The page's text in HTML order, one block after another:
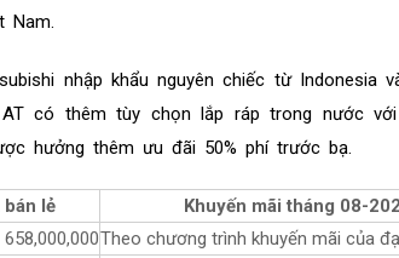
Nam.
nhập khẩu nguyên chiếc từ Indonesia
có thêm tùy chọn lắp ráp trong nước
hưởng thêm ưu đãi 50% phí trước bạ.
bán lẻ Khuyến mãi tháng 08-
658,000,000Theo chương trình khuyến mãi của